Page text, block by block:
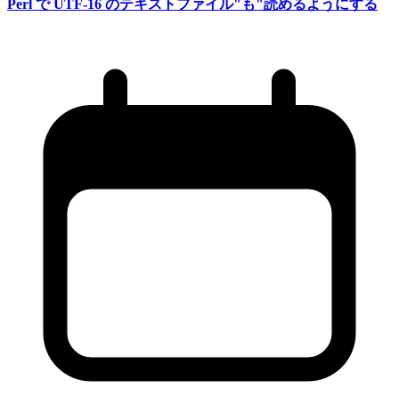
Perl でUTF-16 のテキストファイル"も"読めるようにする